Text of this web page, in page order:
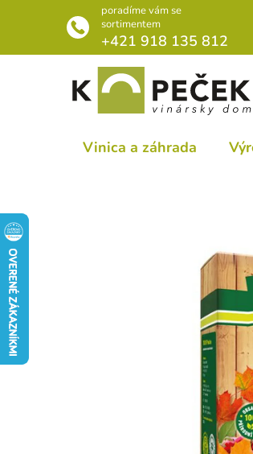
poradíme vám se
sortimentem
+421 918 135 812
Vinica a záhrada